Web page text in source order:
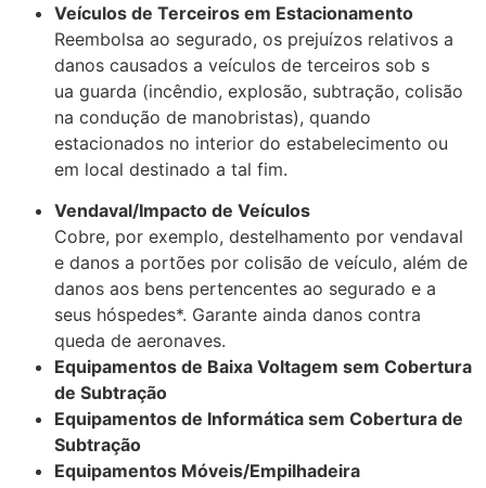
Veículos de Terceiros em Estacionamento
Reembolsa ao segurado, os prejuízos relativos a
danos causados a veículos de terceiros sob s
ua guarda (incêndio, explosão, subtração, colisão
na condução de manobristas), quando
estacionados no interior do estabelecimento ou
em local destinado a tal fim.
Vendaval/Impacto de Veículos
Cobre, por exemplo, destelhamento por vendaval
e danos a portões por colisão de veículo, além de
danos aos bens pertencentes ao segurado e a
seus hóspedes*. Garante ainda danos contra
queda de aeronaves.
Equipamentos de Baixa Voltagem sem Cobertura
de Subtração
Equipamentos de Informática sem Cobertura de
Subtração
Equipamentos Móveis/Empilhadeira